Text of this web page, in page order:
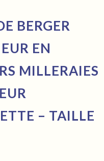
BERGER
EN
MILLERAIES
– TAILLE